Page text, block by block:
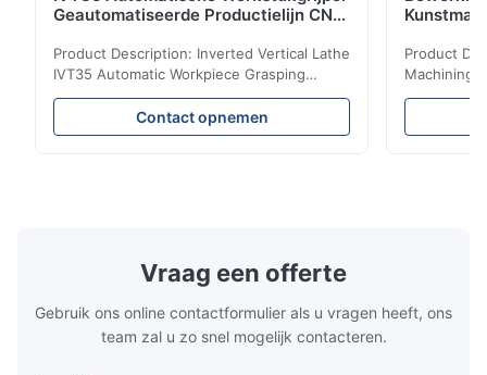
Geautomatiseerde Productielijn CNC
Product Description: Inverted Vertical Lathe
IVT35 Automatic Workpiece Grasping
Automated Production Line CNC Lathe
IVT35 automated production line stands
out with standardized modular design and
layout, it integrates turning, drilling and
boring for multi-process machining. Ideal
Contact opnemen
Product
Machining
Mineral
for the
Vraag een offerte
Gebruik ons online contactformulier als u vragen heeft, ons
team zal u zo snel mogelijk contacteren.